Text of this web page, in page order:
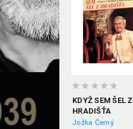
KDYŽ SEM ŠEL Z
HRADIŠŤA
Jožka Černý